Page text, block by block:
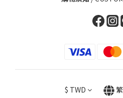
$ TWD